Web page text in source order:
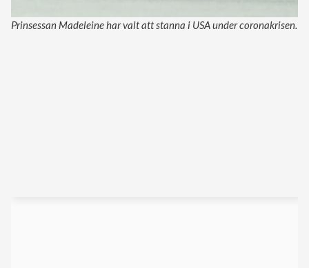
Prinsessan Madeleine har valt att stanna i USA under coronakrisen.